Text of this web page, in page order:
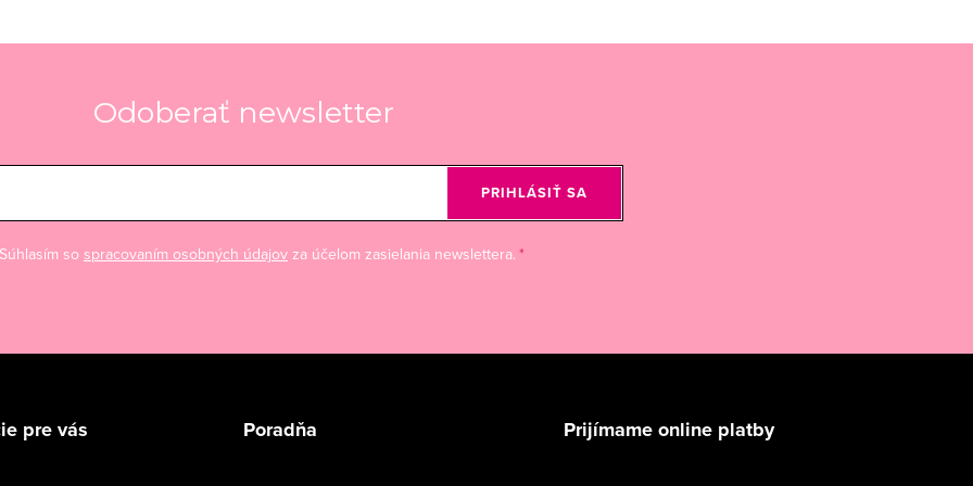
Odoberať newsletter
Súhlasím so spracovaním osobných údajov za účelom zasielania newslettera.
PRIHLÁSIŤ SA
pre vás Poradňa Prijímame online platby